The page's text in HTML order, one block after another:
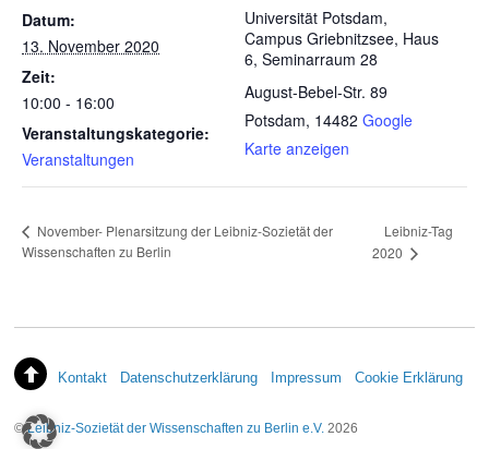
Datum:
13. November 2020
Zeit:
10:00 - 16:00
Veranstaltungskategorie:
Veranstaltungen
Universität Potsdam,
Campus Griebnitzsee, Haus
6, Seminarraum 28
August-Bebel-Str. 89
Potsdam, 14482 Google
Karte anzeigen
November- Plenarsitzung der Leibniz-Sozietät der
Wissenschaften zu Berlin
Leibniz-Tag
2020
Kontakt Datenschutzerklärung Impressum Cookie Erklärung
©Leibniz-Sozietät der Wissenschaften zu Berlin e.V. 2026